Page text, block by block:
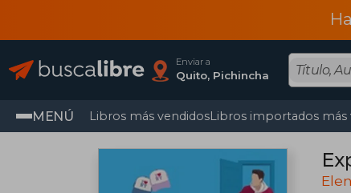
Enviar a
Quito, Pichincha
MENÚ Libros más vendidosLibros importados más